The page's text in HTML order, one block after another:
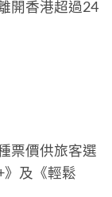
開香港超過24
票價供旅客選
》及《輕鬆